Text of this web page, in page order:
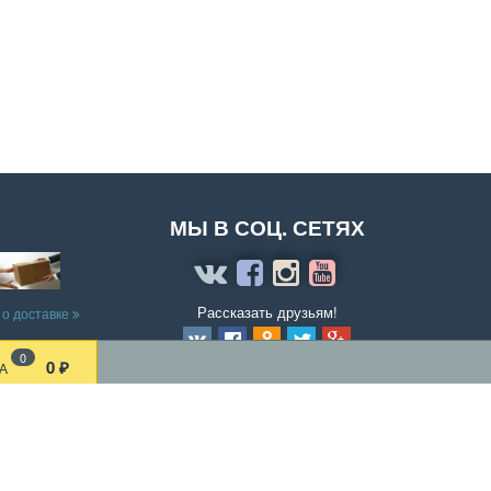
0 0 ₽
доставке
МЫ В СОЦ. СЕТЯХ
Рассказать друзьям!